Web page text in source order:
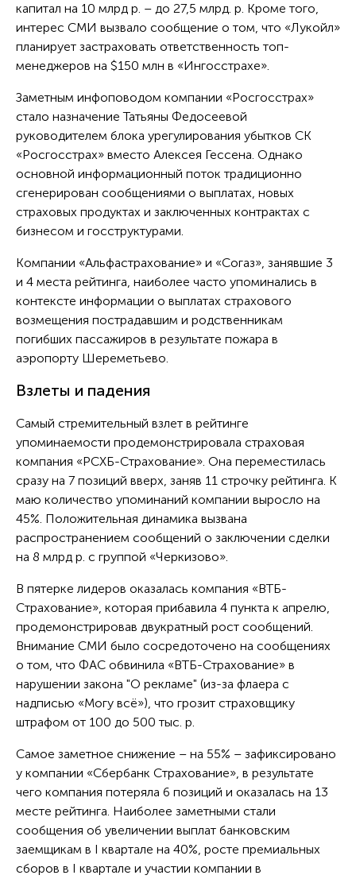
капитал на 10 млрд р. – до 27,5 млрд. р. Кроме того,
интерес СМИ вызвало сообщение о том, что «Лукойл»
планирует застраховать ответственность топ-
менеджеров на $150 млн в «Ингосстрахе».
Заметным инфоповодом компании «Росгосстрах»
стало назначение Татьяны Федосеевой
руководителем блока урегулирования убытков СК
«Росгосстрах» вместо Алексея Гессена. Однако
основной информационный поток традиционно
сгенерирован сообщениями о выплатах, новых
страховых продуктах и заключенных контрактах с
бизнесом и госструктурами.
Компании «Альфастрахование» и «Согаз», занявшие 3
и 4 места рейтинга, наиболее часто упоминались в
контексте информации о выплатах страхового
возмещения пострадавшим и родственникам
погибших пассажиров в результате пожара в
аэропорту Шереметьево.
Взлеты и падения
Самый стремительный взлет в рейтинге
упоминаемости продемонстрировала страховая
компания «РСХБ-Страхование». Она переместилась
сразу на 7 позиций вверх, заняв 11 строчку рейтинга. К
маю количество упоминаний компании выросло на
45%. Положительная динамика вызвана
распространением сообщений о заключении сделки
на 8 млрд р. с группой «Черкизово».
В пятерке лидеров оказалась компания «ВТБ-
Страхование», которая прибавила 4 пункта к апрелю,
продемонстрировав двукратный рост сообщений.
Внимание СМИ было сосредоточено на сообщениях
о том, что ФАС обвинила «ВТБ-Страхование» в
нарушении закона "О рекламе" (из-за флаера с
надписью «Могу всё»), что грозит страховщику
штрафом от 100 до 500 тыс. р.
Самое заметное снижение – на 55% – зафиксировано
у компании «Сбербанк Страхование», в результате
чего компания потеряла 6 позиций и оказалась на 13
месте рейтинга. Наиболее заметными стали
сообщения об увеличении выплат банковским
заемщикам в I квартале на 40%, росте премиальных
сборов в I квартале и участии компании в